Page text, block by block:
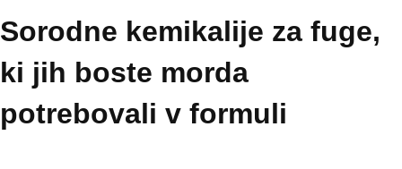
Sorodne kemikalije za fuge,
ki jih boste morda
potrebovali v formuli